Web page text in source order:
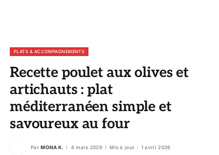
PLATS & ACCOMPAGNEMENTS
Recette poulet aux olives et
artichauts : plat
méditerranéen simple et
savoureux au four
Par MONA K. 4 mars 2026 Mis à jour : 1 avril 2026